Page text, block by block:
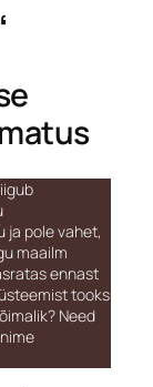
ja pole vahet,
maailm
ennast
tooks
Need